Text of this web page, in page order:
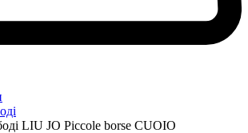
LIU JO Piccole borse CUOIO